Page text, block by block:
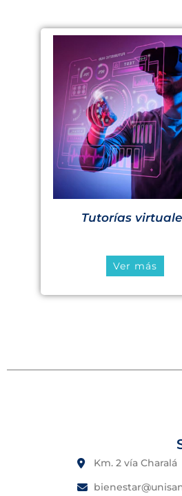
Tutorías
Ver más
Km. 2 vía Charalá